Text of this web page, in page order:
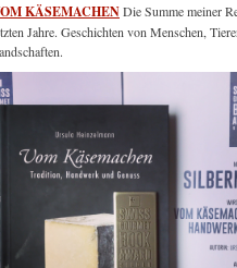
KÄSEMACHENDie Summe meiner
Jahre. Geschichten von Menschen,